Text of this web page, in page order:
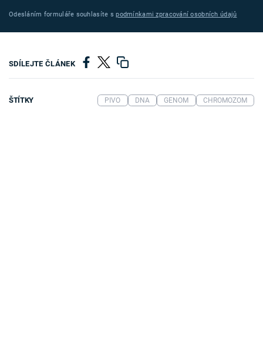
Odesláním formuláře souhlasíte spodmínkami zpracování osobních údajů
SDÍLEJTE ČLÁNEK
ŠTÍTKY PIVO DNA GENOM CHROMOZOM